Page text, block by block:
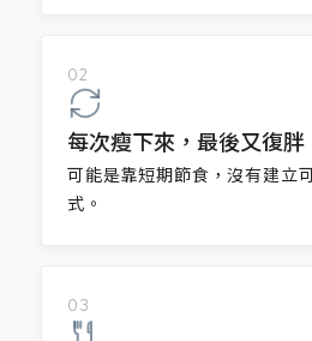
02
每次瘦下來，最後又復胖
可能是靠短期節食，沒有建立
式。
03